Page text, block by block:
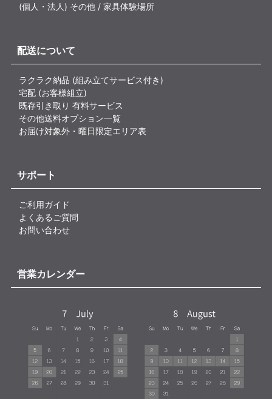
(個人・法人) その他 / 家具体験場所
配送について
ラクラク納品 (組み立てサービス付き)
宅配 (お客様組立)
既存引き取り 有料サービス
その他送料オプション一覧
お届け対象外・曜日限定エリア表
サポート
ご利用ガイド
よくあるご質問
お問い合わせ
営業カレンダー